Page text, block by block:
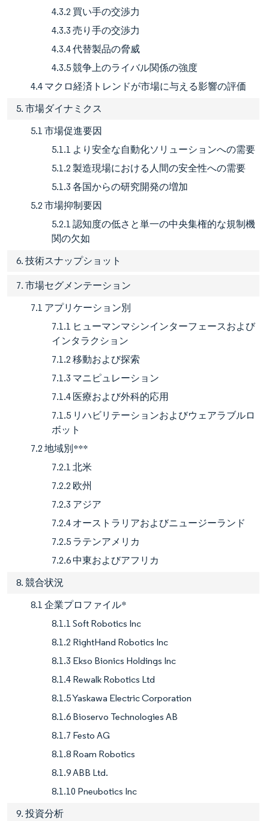
4.3.2 買い手の交渉力
4.3.3 売り手の交渉力
4.3.4 代替製品の脅威
4.3.5 競争上のライバル関係の強度
4.4 マクロ経済トレンドが市場に与える影響の評価
5. 市場ダイナミクス
5.1 市場促進要因
5.1.1 より安全な自動化ソリューションへの需要
5.1.2 製造現場における人間の安全性への需要
5.1.3 各国からの研究開発の増加
5.2 市場抑制要因
5.2.1 認知度の低さと単一の中央集権的な規制機
関の欠如
6. 技術スナップショット
7. 市場セグメンテーション
7.1 アプリケーション別
7.1.1 ヒューマンマシンインターフェースおよび
インタラクション
7.1.2 移動および探索
7.1.3 マニピュレーション
7.1.4 医療および外科的応用
7.1.5 リハビリテーションおよびウェアラブルロ
ボット
7.2 地域別***
7.2.1 北米
7.2.2 欧州
7.2.3 アジア
7.2.4 オーストラリアおよびニュージーランド
7.2.5 ラテンアメリカ
7.2.6 中東およびアフリカ
8. 競合状況
8.1 企業プロファイル*
8.1.1 Soft Robotics Inc
8.1.2 RightHand Robotics Inc
8.1.3 Ekso Bionics Holdings Inc
8.1.4 Rewalk Robotics Ltd
8.1.5 Yaskawa Electric Corporation
8.1.6 Bioservo Technologies AB
8.1.7 Festo AG
8.1.8 Roam Robotics
8.1.9 ABB Ltd.
8.1.10 Pneubotics Inc
9. 投資分析